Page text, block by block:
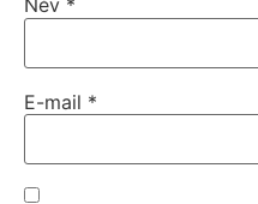
Név *
E-mail *